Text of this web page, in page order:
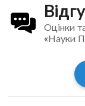
Оцінки
«Науки